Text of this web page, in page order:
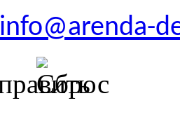
info@arenda-